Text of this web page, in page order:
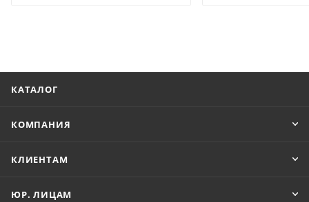
КАТАЛОГ
КОМПАНИЯ
КЛИЕНТАМ
ЮР. ЛИЦАМ